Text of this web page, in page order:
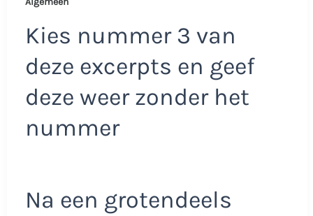
Kies nummer 3 van
deze excerpts en geef
deze weer zonder het
nummer
Na een grotendeels